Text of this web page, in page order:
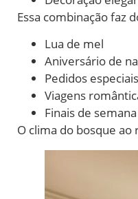
Essa combinação faz
Lua de mel
Aniversário de
Pedidos especiais
Viagens
Finais de
O clima do bosque